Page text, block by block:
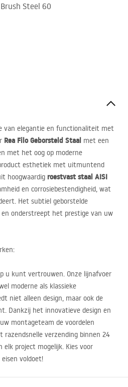
Steel 60
van elegantie en functionaliteit met
Rea Filo Geborsteld Staal met een
met het oog op moderne
esthetiek met uitmuntend
hoogwaardig roestvast staal AISI
en corrosiebestendigheid, wat
Het subtiel geborstelde
onderstreept het prestige van uw
u kunt vertrouwen. Onze lijnafvoer
moderne als klassieke
niet alleen design, maar ook de
Dankzij het innovatieve design en
montageteam de voordelen
razendsnelle verzending binnen 24
project mogelijk. Kies voor
voldoet!